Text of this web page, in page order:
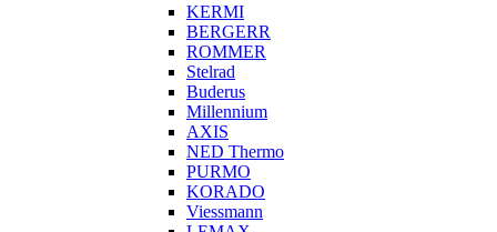
KERMI
BERGERR
ROMMER
Stelrad
Buderus
Millennium
AXIS
NED Thermo
PURMO
KORADO
Viessmann